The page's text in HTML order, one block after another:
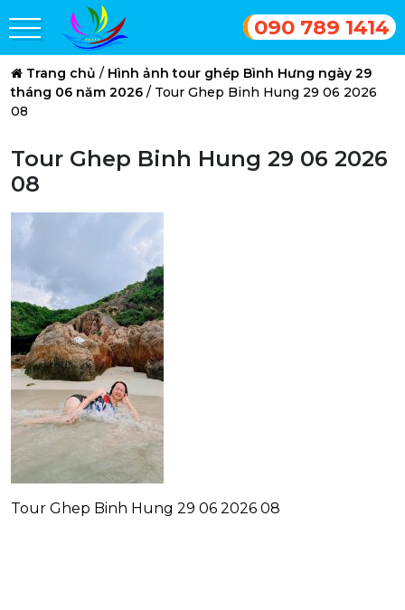
090 789 1414
Trang chủ / Hình ảnh tour ghép Bình Hưng ngày 29
tháng 06 năm 2026 / Tour Ghep Binh Hung 29 06 2026
08
Tour Ghep Binh Hung 29 06 2026
08
Tour Ghep Binh Hung 29 06 2026 08